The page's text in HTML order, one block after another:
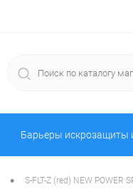
Барьеры искрозащиты
• S-FLT-Z (red) NEW POWER